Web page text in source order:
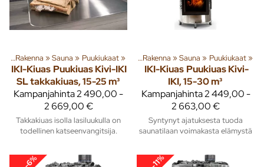
‪»Rakenna ‪»Sauna ‪» Puukiukaat‪»
IKI-Kiuas Puukiuas Kivi-IKI
SL takkakiuas, 15-25 m³
Kampanjahinta2 490,00 -
2 669,00 €
Takkakiuas isolla lasiluukulla on
todellinen katseenvangitsija.
Tuoteryhmiä ja tuotteita ‪»Rakenna ‪»Sauna ‪» Puukiukaat‪»
IKI-Kiuas Puukiuas Kivi-
IKI, 15-30 m³
Kampanjahinta2 449,00 -
2 663,00 €
Syntynyt ajatuksesta tuoda
saunatilaan voimakasta elämystä